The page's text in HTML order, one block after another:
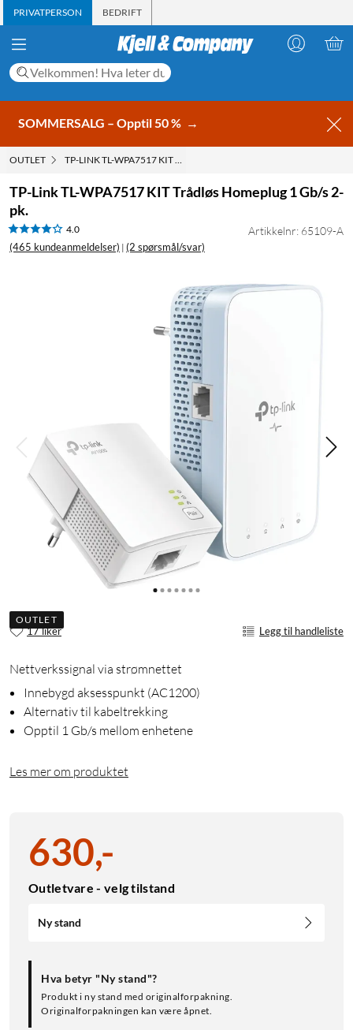
PRIVATPERSON BEDRIFT
SOMMERSALG – Opptil 50 % →
OUTLET TP-LINK TL-WPA7517 KIT TRÅDLØS HOMEPLUG 1 GB/S 2-PK.
TP-Link TL-WPA7517 KIT Trådløs Homeplug 1 Gb/s 2-
pk.
4.0
(465 kundeanmeldelser) | (2 spørsmål/svar)
Artikkelnr: 65109-A
OUTLET
17 liker Legg til handleliste
Nettverkssignal via strømnettet
Innebygd aksesspunkt (AC1200)
Alternativ til kabeltrekking
Opptil 1 Gb/s mellom enhetene
Les mer om produktet
630,-
Outletvare - velg tilstand
Ny stand
Hva betyr "Ny stand"?
Produkt i ny stand med originalforpakning.
Originalforpakningen kan være åpnet.